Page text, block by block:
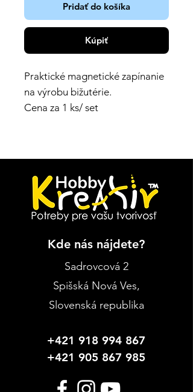
Pridať do košíka
Kúpiť
Praktické magnetické zapínanie
na výrobu bižutérie.
Cena za 1 ks/ set
Kde nás nájdete?
Sadrovcová 2
Spišská Nová Ves,
Slovenská republika
+421 918 994 867
+421 905 867 985